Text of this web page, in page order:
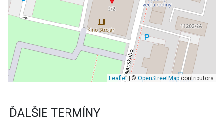
Leaflet| © OpenStreetMapcontributors
ĎALŠIE TERMÍNY